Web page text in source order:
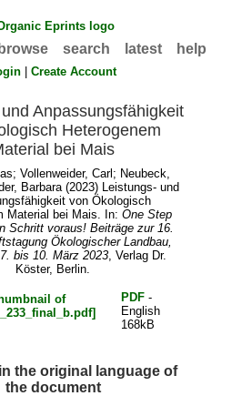
browse search latest help
|Create Account
Anpassungsfähigkeit
Heterogenem
bei Mais
;Vollenweider, Carl ; Neubeck,
Barbara(2023) Leistungs- und
von Ökologisch
Material bei Mais. In:One Step
Schritt voraus! Beiträge zur 16.
Ökologischer Landbau,
bis 10. März 2023, Verlag Dr.
Köster, Berlin.
PDF-
English
168kB
the original language of
the document